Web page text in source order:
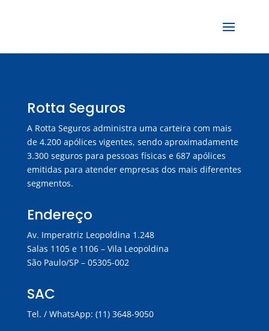
Rotta Seguros
A Rotta Seguros administra uma carteira com mais
de 4.200 apólices vigentes, sendo aproximadamente
3.300 seguros para pessoas físicas e 687 apólices
emitidas para atender empresas dos mais diferentes
segmentos.
Endereço
Av. Imperatriz Leopoldina 1.248
Salas 1105 e 1106 – Vila Leopoldina
São Paulo/SP – 05305-002
SAC
Tel. / WhatsApp: (11) 3648-9050